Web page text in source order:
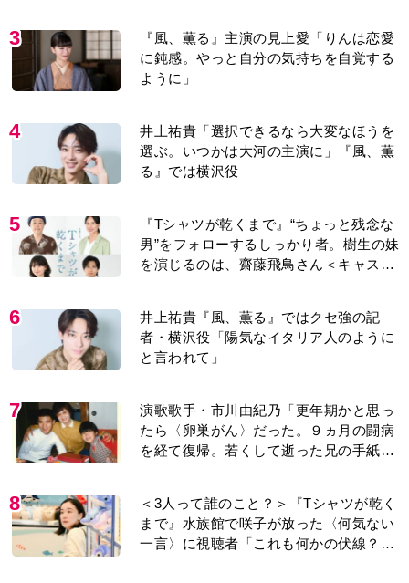
3
『風、薫る』主演の見上愛「りんは恋愛
に鈍感。やっと自分の気持ちを自覚する
ように」
4
井上祐貴「選択できるなら大変なほうを
選ぶ。いつかは大河の主演に」『風、薫
る』では横沢役
5
『Tシャツが乾くまで』“ちょっと残念な
男”をフォローするしっかり者。樹生の妹
を演じるのは、齋藤飛鳥さん＜キャスト
6
井上祐貴『風、薫る』ではクセ強の記
者・横沢役「陽気なイタリア人のように
と言われて」
7
演歌歌手・市川由紀乃「更年期かと思っ
たら〈卵巣がん〉だった。９ヵ月の闘病
を経て復帰。若くして逝った兄の手紙を
8
＜3人って誰のこと？＞『Tシャツが乾く
まで』水族館で咲子が放った〈何気ない
一言〉に視聴者「これも何かの伏線？」